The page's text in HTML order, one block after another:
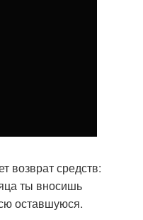
возврат средств:
ты вносишь
оставшуюся.